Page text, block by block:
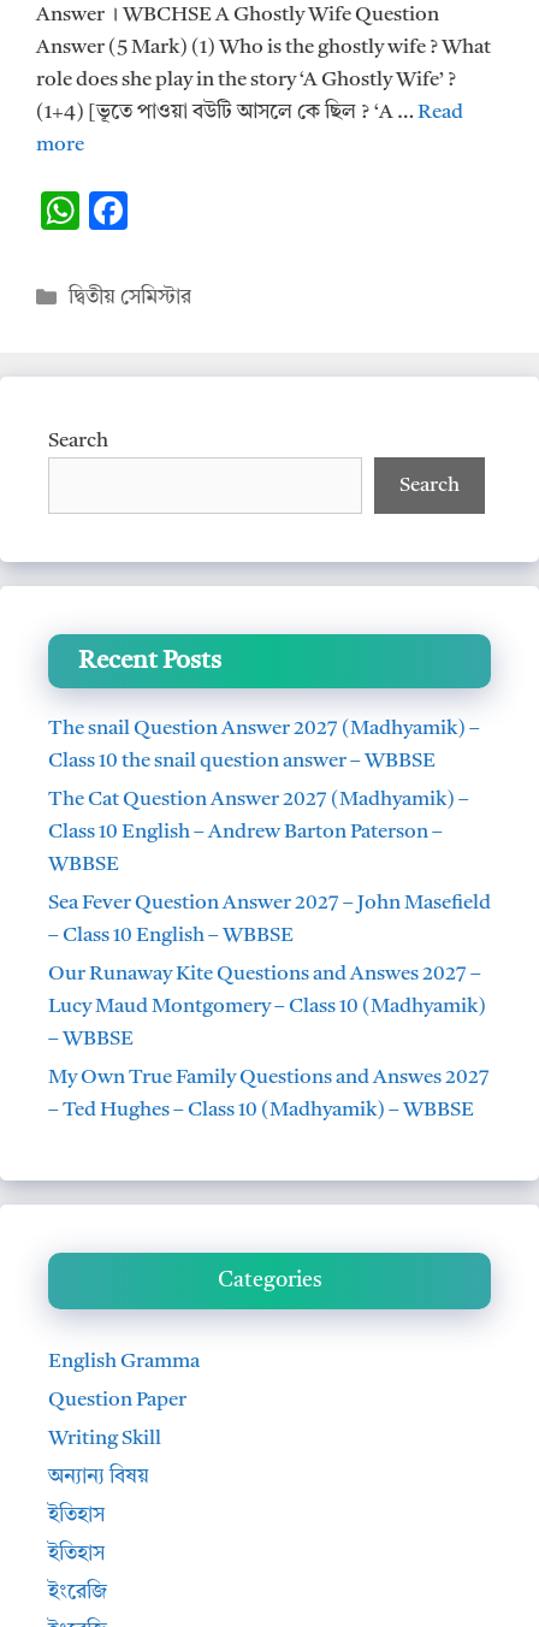
Answer । WBCHSE A Ghostly Wife Question
Answer (5 Mark) (1) Who is the ghostly wife ? What
role does she play in the story ‘A Ghostly Wife’ ?
(1+4) [ভূতে পাওয়া বউটি আসলে কে ছিল ? ‘A … Read
more
W
at
A
p
e
o
Categories
দ্বিতীয় সেমিস্টার
Search
Search
Recent Posts
The snail Question Answer 2027 (Madhyamik) –
Class 10 the snail question answer – WBBSE
The Cat Question Answer 2027 (Madhyamik) –
Class 10 English – Andrew Barton Paterson –
WBBSE
Sea Fever Question Answer 2027 – John Masefield
– Class 10 English – WBBSE
Our Runaway Kite Questions and Answes 2027 –
Lucy Maud Montgomery – Class 10 (Madhyamik)
– WBBSE
My Own True Family Questions and Answes 2027
– Ted Hughes – Class 10 (Madhyamik) – WBBSE
Categories
English Gramma
Question Paper
Writing Skill
অন্যান্য বিষয়
ইতিহাস
ইতিহাস
ইংরেজি